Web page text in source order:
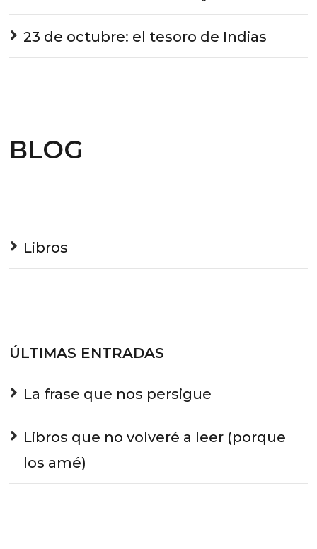
23 de octubre: el tesoro de Indias
BLOG
Libros
ÚLTIMAS ENTRADAS
La frase que nos persigue
Libros que no volveré a leer (porque
los amé)